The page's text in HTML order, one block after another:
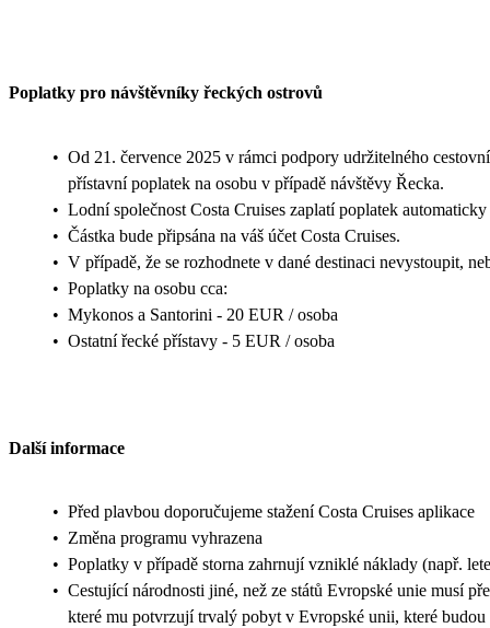
Poplatky pro návštěvníky řeckých ostrovů
• Od 21. července 2025 v rámci podpory udržitelného
přístavní poplatek na osobu v případě návštěvy Řecka.
• Lodní společnost Costa Cruises zaplatí poplatek automaticky
• Částka bude připsána na váš účet Costa Cruises.
• V případě, že se rozhodnete v dané destinaci nevystoupit,
• Poplatky na osobu cca:
• Mykonos a Santorini - 20 EUR / osoba
• Ostatní řecké přístavy - 5 EUR / osoba
Další informace
• Před plavbou doporučujeme stažení Costa Cruises aplikace
• Změna programu vyhrazena
• Poplatky v případě storna zahrnují vzniklé náklady (např.
• Cestující národnosti jiné, než ze států Evropské unie musí
které mu potvrzují trvalý pobyt v Evropské unii, které